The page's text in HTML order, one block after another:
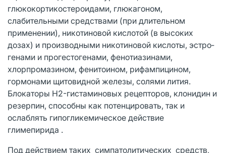
глюкокортикостероидами, глюкагоном,
слабительными средствами (при длительном
применении), никоти­новой кислотой (в высоких
дозах) и про­изводными никотиновой кислоты, эстро­
генами и прогестогенами, фенотиазинами,
хлорпромазином, фенитоином, ри­фампицином,
гормонами щитовидной железы, солями лития.
Блокаторы H2-гистаминовых рецепторов, клонидин и
резерпин, способны как потенцировать, так и
ослаблять гипогликемическое действие
глимепирида .
Под действием таких симпатолитических средств,